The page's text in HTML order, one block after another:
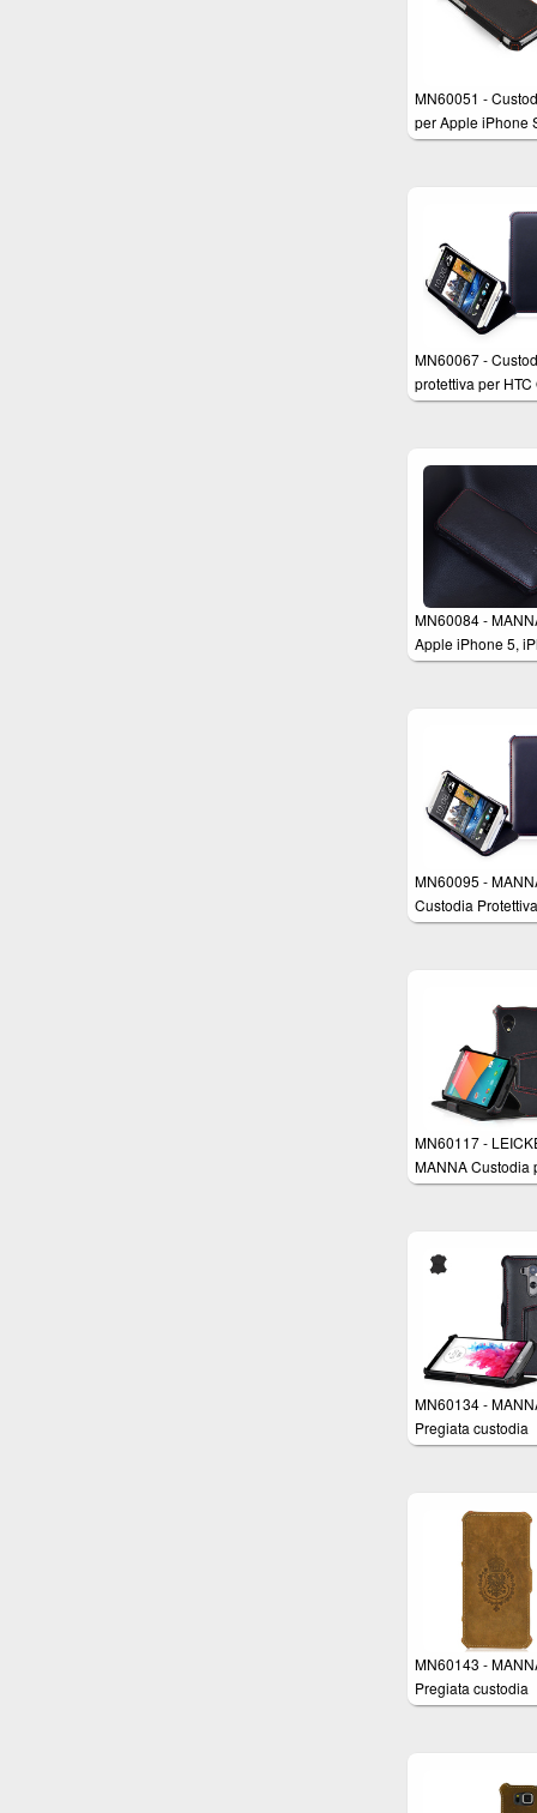
MN60051 -
per Apple iPhone
vera pelle Nappa
compatibile con
iPhone SE,
iPhone 5s
MN60067 -
protettiva per HTC
M7 con funzione di
MN60084 -
Apple iPhone 5,
5s Schutzhülle
MN60095 -
Custodia
HTC One M7 con
Funzione
Colore Nero
Cuciture Rosse
A Mano.
MN60117 -
MANNA Custodia
Google Nexus 5
con funzione di
sostegno
Autosleep -
lucido
MN60134 -
Pregiata custodia
protettiva per LG
cuciture rifinite a
Imbottitura interna
Micro-Pile -
AutoSleep
MN60143 -
Pregiata custodia
protettiva per
Nabuk marrone
cuciture rifinite a